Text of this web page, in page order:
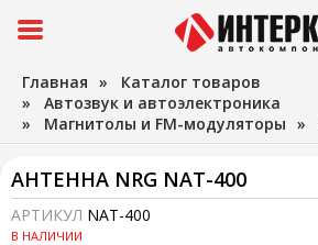
Главная » Каталог товаров
» Автозвук и автоэлектроника
» Магнитолы и FM-модуляторы »
АНТЕННА NRG NAT-400
АРТИКУЛ NAT-400
В НАЛИЧИИ